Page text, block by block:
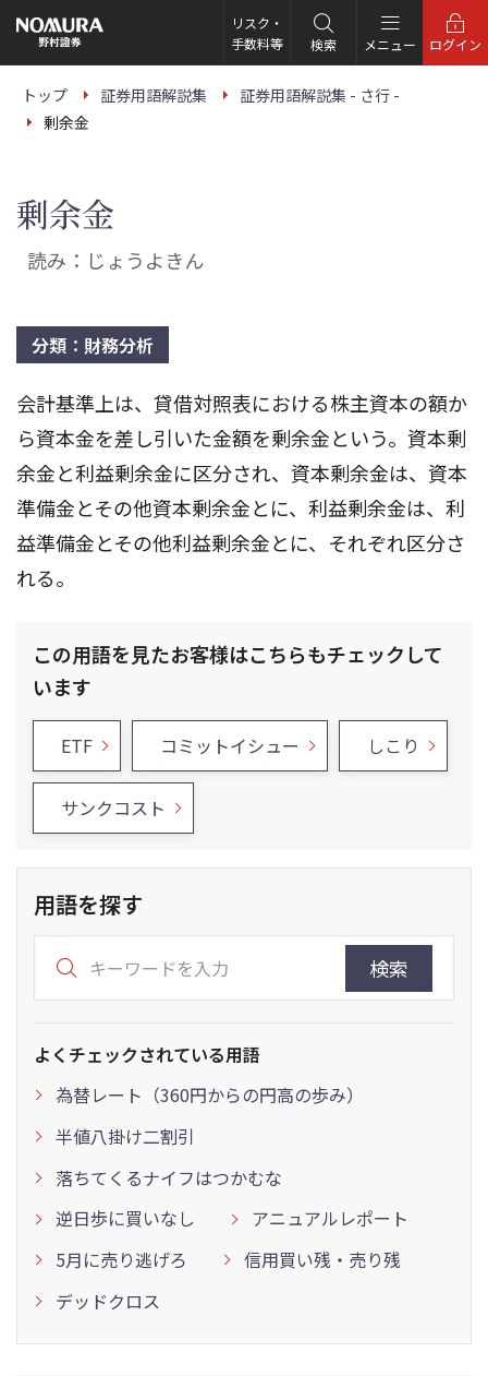
の
ー
リスク・
手数料等
検索 メニュー ログイン
トップ 証券用語解説集
証券用語解説集 - さ行 -
剰余金
剰余金
読み：じょうよきん
分類：財務分析
会計基準上は、貸借対照表における株主資本の額か
ら資本金を差し引いた金額を剰余金という。資本剰
余金と利益剰余金に区分され、資本剰余金は、資本
準備金とその他資本剰余金とに、利益剰余金は、利
益準備金とその他利益剰余金とに、それぞれ区分さ
れる。
この用語を見たお客様はこちらもチェックして
います
ETF コミットイシュー しこり
サンクコスト
用語を探す
検索
よくチェックされている用語
為替レート（360円からの円高の歩み）
半値八掛け二割引
落ちてくるナイフはつかむな
逆日歩に買いなし
アニュアルレポート
5月に売り逃げろ
信用買い残・売り残
デッドクロス